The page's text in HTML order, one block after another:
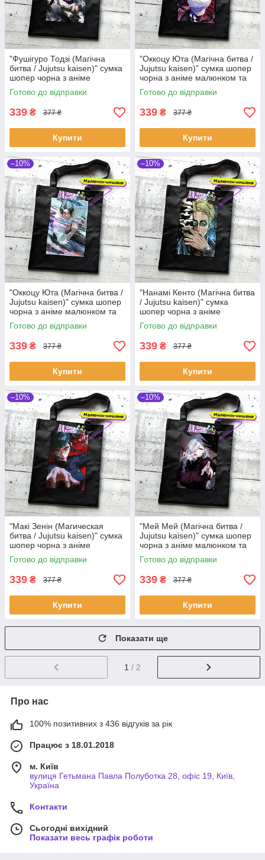
"Фушігуро Тодзі (Магічна
битва / Jujutsu kaisen)" сумка
шопер чорна з аніме
малюнком та кишенею
Готово до відправки
339 ₴ 377 ₴
Купити
"Оккоцу Юта (Магічна битва /
Jujutsu kaisen)" сумка шопер
чорна з аніме малюнком та
кишенею
Готово до відправки
339 ₴ 377 ₴
Купити
–10%
"Оккоцу Юта (Магічна битва /
Jujutsu kaisen)" сумка шопер
чорна з аніме малюнком та
кишенею
Готово до відправки
339 ₴ 377 ₴
Купити
–10%
"Нанамі Кенто (Магічна битва
/ Jujutsu kaisen)" сумка
шопер чорна з аніме
малюнком та кишенею
Готово до відправки
339 ₴ 377 ₴
Купити
–10%
"Макі Зенін (Магическая
битва / Jujutsu kaisen)" сумка
шопер чорна з аніме
малюнком та кишенею
Готово до відправки
339 ₴ 377 ₴
Купити
–10%
"Мей Мей (Магічна битва /
Jujutsu kaisen)" сумка шопер
чорна з аніме малюнком та
кишенею
Готово до відправки
339 ₴ 377 ₴
Купити
Показати ще
1 / 2
Про нас
100% позитивних з 436 відгуків за рік
Працює з 18.01.2018
м. Київ
вулиця Гетьмана Павла Полуботка 28, офіс 19, Київ,
Україна
Контакти
Сьогодні вихідний
Показати весь графік роботи